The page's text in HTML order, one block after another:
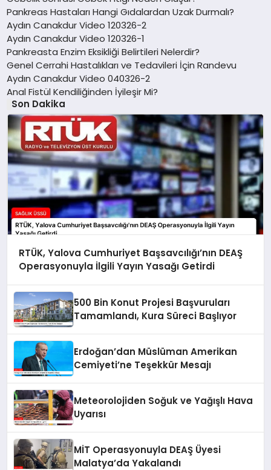
Pankreas Hastaları Hangi Gıdalardan Uzak Durmalı?
Aydın Canakdur Video 120326-2
Aydın Canakdur Video 120326-1
Pankreasta Enzim Eksikliği Belirtileri Nelerdir?
Genel Cerrahi Hastalıkları ve Tedavileri İçin Randevu
Aydın Canakdur Video 040326-2
Anal Fistül Kendiliğinden İyileşir Mi?
Son Dakika
RTÜK, Yalova Cumhuriyet Başsavcılığı’nın DEAŞ
Operasyonuyla İlgili Yayın Yasağı Getirdi
500 Bin Konut Projesi Başvuruları
Tamamlandı, Kura Süreci Başlıyor
Erdoğan’dan Müslüman Amerikan
Cemiyeti’ne Teşekkür Mesajı
Meteorolojiden Soğuk ve Yağışlı Hava
Uyarısı
MİT Operasyonuyla DEAŞ Üyesi
Malatya’da Yakalandı